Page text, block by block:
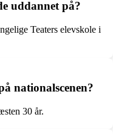
uddannet på?
Teaters elevskole i
nationalscenen?
30 år.